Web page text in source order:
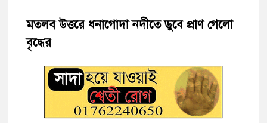
অভিভাবক সমাবেশ
হাজীগঞ্জে অস্বাস্থ্যকর পরিবেশে খাবার প্রস্তুত: ২ হোটেলকে ৪৫ হাজার
হাজীগঞ্জে ৬ বছরের শিশুকে ধর্ষণের অভিযোগে কেয়ারটেকার আটক
হাজীগঞ্জের রাজারগাঁও উবিতে জুলাই গণঅভ্যুত্থান দিবস পালন
মতলব উত্তরে ধনাগোদা নদীতে ডুবে প্রাণ গেলো
বৃদ্ধের